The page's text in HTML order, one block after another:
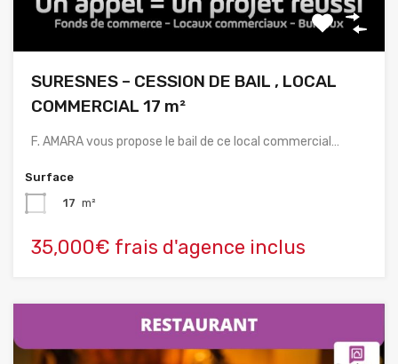
SURESNES – CESSION DE BAIL , LOCAL
COMMERCIAL 17 m²
F. AMARA vous propose le bail de ce local commercial…
Surface
17 m²
35,000€ frais d'agence inclus